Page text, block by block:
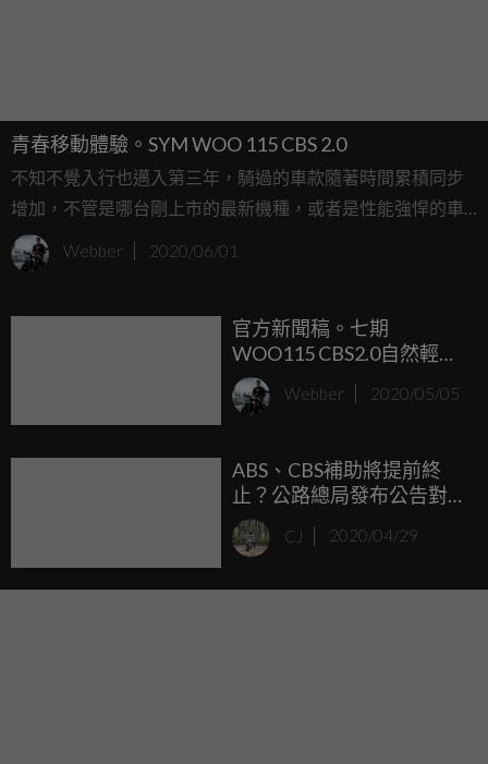
青春移動體驗。SYM WOO 115 CBS 2.0
不知不覺入行也邁入第三年，騎過的車款隨著時間累積同步
增加，不管是哪台剛上市的最新機種，或者是性能強悍的車
款，都有過一親芳澤的機會。但今天報導的主角相當特別，
雖然他不是最貴、馬力最大的性能車，但可能是車廠亮眼掛
Webber 2020/06/01
官方新聞稿。七期
WOO115 CBS2.0自然輕新
系報到！夏日雙色新登
場！
Webber 2020/05/05
ABS、CBS補助將提前終
止？公路總局發布公告對
此說明！
CJ 2020/04/29